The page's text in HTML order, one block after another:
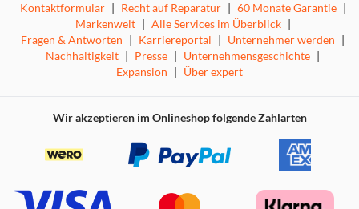
Kontaktformular | Recht auf Reparatur | 60 Monate Garantie |
Markenwelt | Alle Services im Überblick |
Fragen & Antworten | Karriereportal | Unternehmer werden |
Nachhaltigkeit | Presse | Unternehmensgeschichte |
Expansion | Über expert
Wir akzeptieren im Onlineshop folgende Zahlarten